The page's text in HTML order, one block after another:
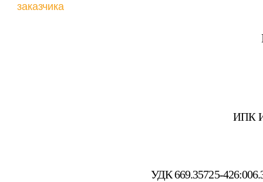
заказчика
ИПК
УДК 669.35725-